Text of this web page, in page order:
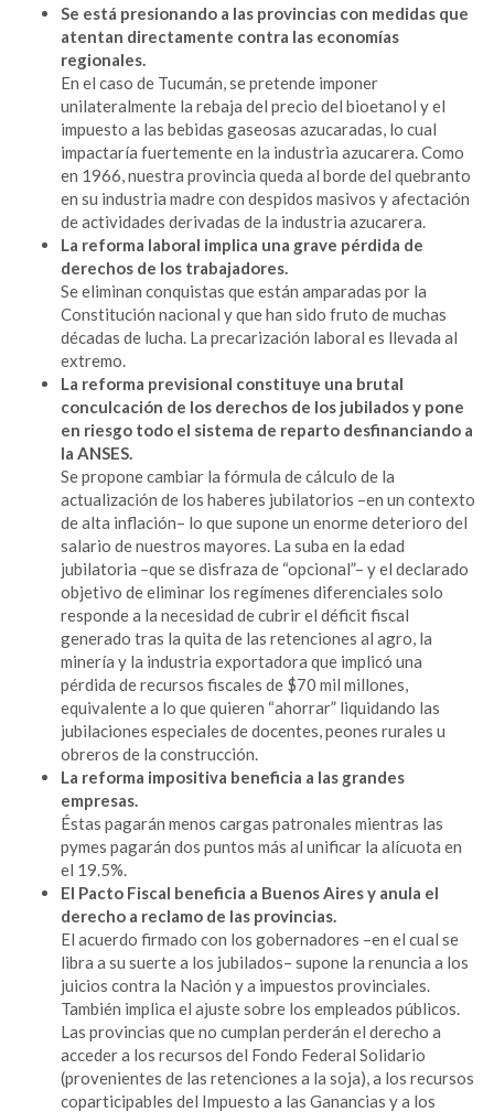
Se está presionando a las provincias con medidas que
atentan directamente contra las economías
regionales.
En el caso de Tucumán, se pretende imponer
unilateralmente la rebaja del precio del bioetanol y el
impuesto a las bebidas gaseosas azucaradas, lo cual
impactaría fuertemente en la industria azucarera. Como
en 1966, nuestra provincia queda al borde del quebranto
en su industria madre con despidos masivos y afectación
de actividades derivadas de la industria azucarera.
La reforma laboral implica una grave pérdida de
derechos de los trabajadores.
Se eliminan conquistas que están amparadas por la
Constitución nacional y que han sido fruto de muchas
décadas de lucha. La precarización laboral es llevada al
extremo.
La reforma previsional constituye una brutal
conculcación de los derechos de los jubilados y pone
en riesgo todo el sistema de reparto desfinanciando a
la ANSES.
Se propone cambiar la fórmula de cálculo de la
actualización de los haberes jubilatorios –en un contexto
de alta inflación– lo que supone un enorme deterioro del
salario de nuestros mayores. La suba en la edad
jubilatoria –que se disfraza de “opcional”– y el declarado
objetivo de eliminar los regímenes diferenciales solo
responde a la necesidad de cubrir el déficit fiscal
generado tras la quita de las retenciones al agro, la
minería y la industria exportadora que implicó una
pérdida de recursos fiscales de $70 mil millones,
equivalente a lo que quieren “ahorrar” liquidando las
jubilaciones especiales de docentes, peones rurales u
obreros de la construcción.
La reforma impositiva beneficia a las grandes
empresas.
Éstas pagarán menos cargas patronales mientras las
pymes pagarán dos puntos más al unificar la alícuota en
el 19.5%.
El Pacto Fiscal beneficia a Buenos Aires y anula el
derecho a reclamo de las provincias.
El acuerdo firmado con los gobernadores –en el cual se
libra a su suerte a los jubilados– supone la renuncia a los
juicios contra la Nación y a impuestos provinciales.
También implica el ajuste sobre los empleados públicos.
Las provincias que no cumplan perderán el derecho a
acceder a los recursos del Fondo Federal Solidario
(provenientes de las retenciones a la soja), a los recursos
coparticipables del Impuesto a las Ganancias y a los